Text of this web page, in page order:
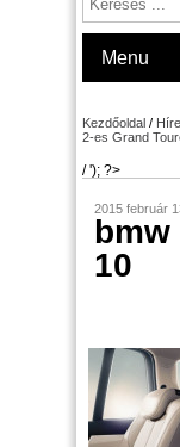
Menu
Kezdőoldal /
2-es Grand
/ '); ?>
2015 február
10